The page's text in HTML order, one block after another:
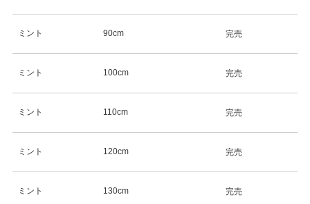
ミント 90cm 完売
ミント 100cm 完売
ミント 110cm 完売
ミント 120cm 完売
ミント 130cm 完売